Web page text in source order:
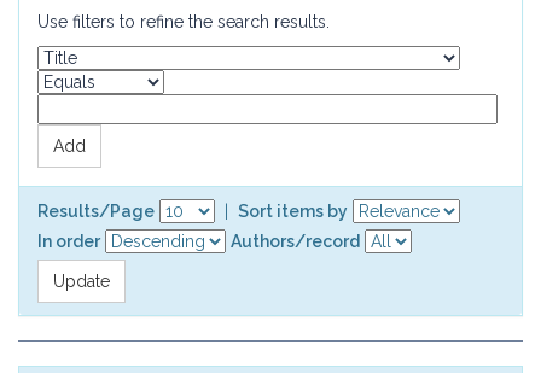
Use filters to refine the search results.
Results/Page
Sort items by
In order
Authors/record